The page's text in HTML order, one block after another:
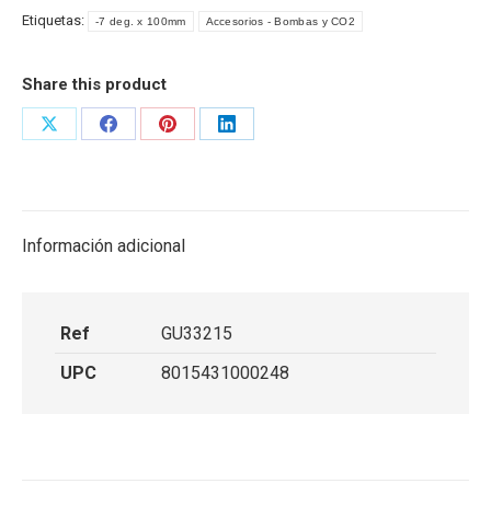
Etiquetas:
-7 deg. x 100mm Accesorios - Bombas y CO2
Share this product
Share
Share
Share
Share
Información adicional
Ref
GU33215
UPC
8015431000248